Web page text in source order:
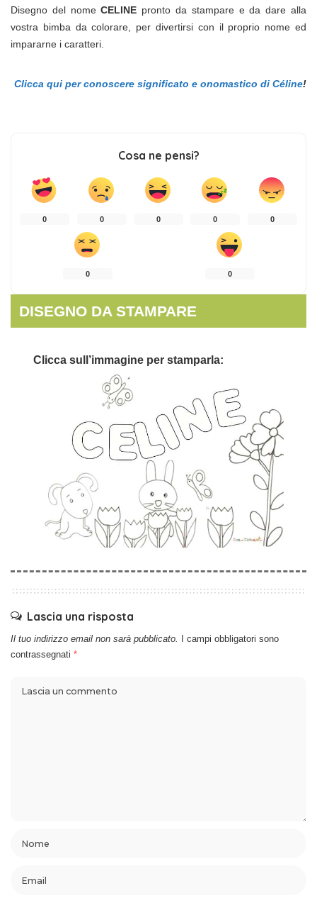
Disegno del nomeCELINE pronto da stampare e da dare alla
vostra bimba da colorare, per divertirsi con il proprio nome ed
impararne i caratteri.
Clicca qui per conoscere significato e onomastico di Céline!
Cosa ne pensi?
0 0 0 0 0
0 0
DISEGNO DA STAMPARE
Clicca sull’immagine per stamparla:
Lascia una risposta
Il tuo indirizzo email non sarà pubblicato.
I campi obbligatori sono
contrassegnati *